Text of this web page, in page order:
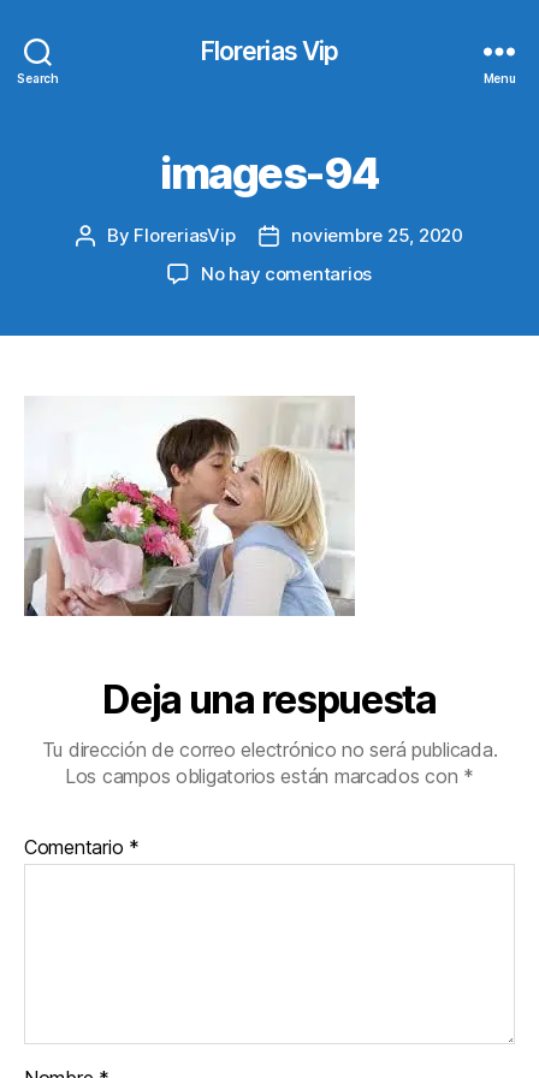
Search
Florerias Vip
Menu
images-94
Post
By FloreriasVip
Postnoviembre 25, 2020
No hay comentariosen
Deja una respuesta
Tu dirección de correo electrónico no será publicada.
Los campos obligatorios están marcados con *
Comentario *